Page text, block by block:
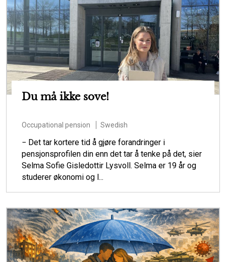
Du må ikke sove!
Occupational pension Swedish
− Det tar kortere tid å gjøre forandringer i
pensjonsprofilen din enn det tar å tenke på det, sier
Selma Sofie Gisledottir Lysvoll. Selma er 19 år og
studerer økonomi og l...